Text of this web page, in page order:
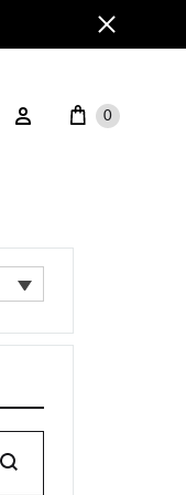
Sign in Warenkorb
0